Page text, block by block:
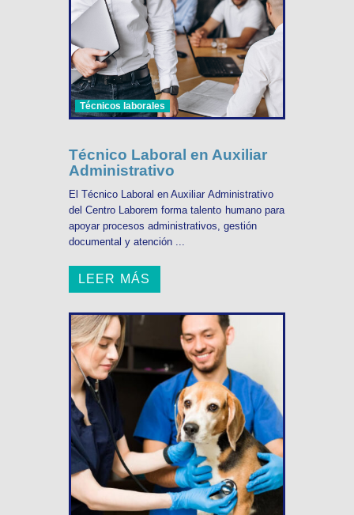
Técnicos laborales
Técnico Laboral en Auxiliar
Administrativo
El Técnico Laboral en Auxiliar Administrativo
del Centro Laborem forma talento humano para
apoyar procesos administrativos, gestión
documental y atención ...
LEER MÁS